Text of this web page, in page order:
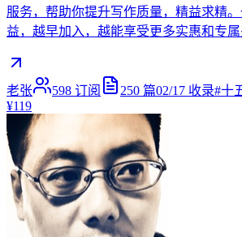
服务，帮助你提升写作质量，精益求精
益，越早加入，越能享受更多实惠和专属
老张 598 订阅 250 篇02/17 收录#十
¥119